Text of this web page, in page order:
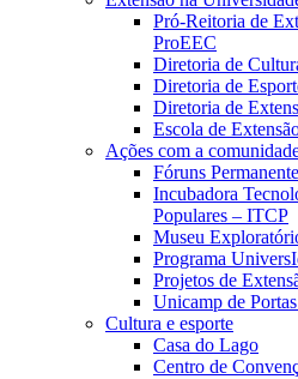
Pró-Reitoria de
ProEEC
Diretoria de
Diretoria de
Diretoria de
Escola de
Ações com a
Fóruns
Incubadora
Populares – ITCP
Museu
Programa
Projetos de
Unicamp de
Cultura e esporte
Casa do Lago
Centro de